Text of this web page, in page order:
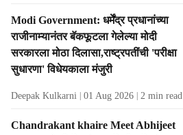
l
t
s
Modi Government: धर्मेंद्र प्रधानांच्या
राजीनाम्यानंतर बॅकफूटला गेलेल्या मोदी
सरकारला मोठा दिलासा,राष्ट्रपतींची 'परीक्षा
सुधारणा' विधेयकाला मंजुरी
Deepak Kulkarni 01 Aug 2026 2 min read
Chandrakant khaire Meet Abhijeet